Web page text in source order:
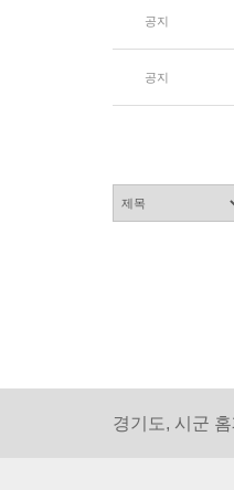
공지
공지
경기도, 시군